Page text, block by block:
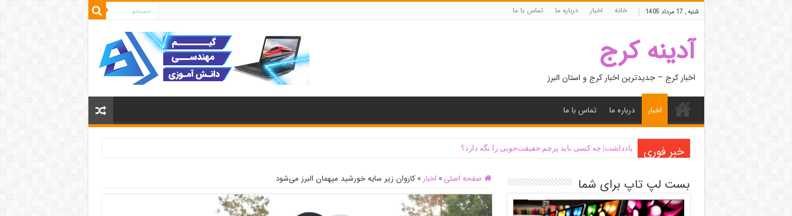
شنبه , 17 مرداد 1405 خانه اخبار درباره ما تماس با ما
آدینه کرج
اخبار کرج – جدیدترین اخبار کرج و استان البرز
اخبار درباره ما تماس با ما
خبر فوری یادداشت| ‌چه کسی باید پرچم حقیقت‌جویی را نگه دارد؟
صفحه اصلی » اخبار » کاروان زیر سایه خورشید میهمان البرز می‌شود بست لپ تاپ برای شما